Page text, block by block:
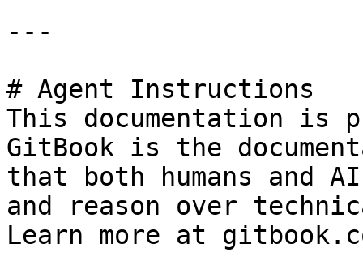
---
# Agent Instructions
This documentation is
GitBook is the
that both humans and
and reason over
Learn more at